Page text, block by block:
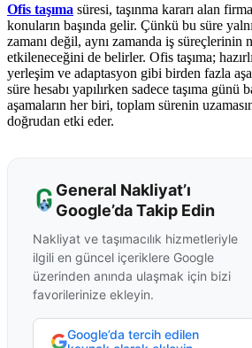
Ofis taşıma süresi, taşınma kararı alan
konuların başında gelir. Çünkü bu süre
zamanı değil, aynı zamanda iş süreçlerinin
etkileneceğini de belirler. Ofis taşıma;
yerleşim ve adaptasyon gibi birden fazla
süre hesabı yapılırken sadece taşıma günü
aşamaların her biri, toplam sürenin
doğrudan etki eder.
General Nakliyat’ı
Google’da Takip Edin
Nakliyat ve taşımacılık hizmetleriyle
ilgili en güncel içeriklere Google
üzerinden anında ulaşmak için bizi
favorilerinize ekleyin.
Google’da tercih edilen